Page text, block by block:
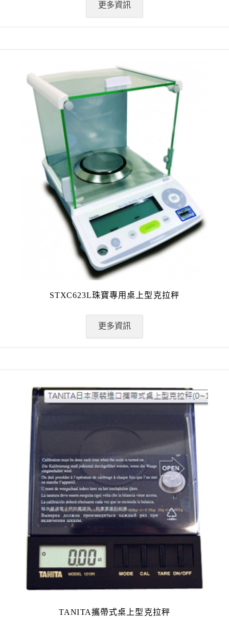
更多資訊
STXC623L珠寶專用桌上型克拉秤
更多資訊
TANITA攜帶式桌上型克拉秤